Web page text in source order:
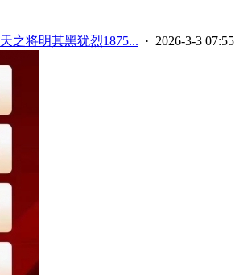
天之将明其黑犹烈1875... · 2026-3-3 07:55